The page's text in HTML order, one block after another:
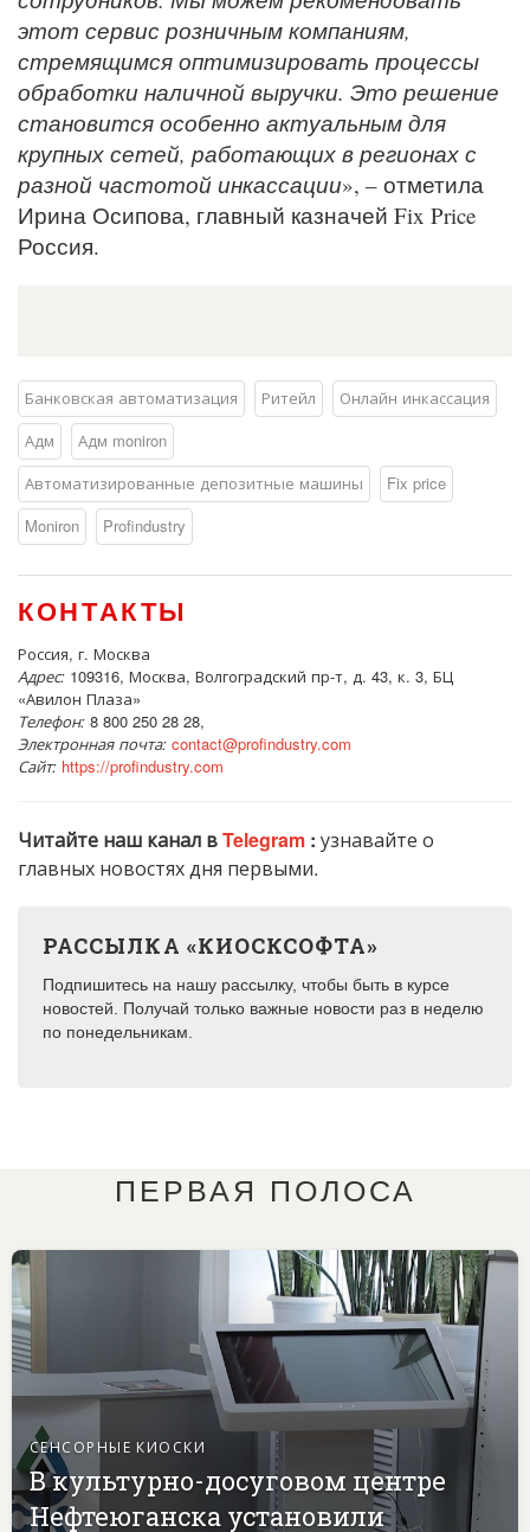
этот сервис розничным компаниям,
стремящимся оптимизировать процессы
обработки наличной выручки. Это решение
становится особенно актуальным для
крупных сетей, работающих в регионах с
разной частотой инкассации», – отметила
Ирина Осипова, главный казначей Fix Price
Россия.
Банковская автоматизация Ритейл
Онлайн инкассация
Адм
Адм moniron
Автоматизированные депозитные машины
Fix price
Moniron
Profindustry
КОНТАКТЫ
Россия, г. Москва
Адрес: 109316, Москва, Волгоградский пр-т, д. 43, к. 3, БЦ
«Авилон Плаза»
Телефон: 8 800 250 28 28,
Электронная почта: contact@profindustry.com
Сайт: https://profindustry.com
Читайте наш канал вTelegram : узнавайте о
главных новостях дня первыми.
РАССЫЛКА «КИОСКСОФТА»
Подпишитесь на нашу рассылку, чтобы быть в курсе
новостей. Получай только важные новости раз в неделю
по понедельникам.
ПЕРВАЯ ПОЛОСА
СЕНСОРНЫЕ КИОСКИ
В культурно-досуговом центре
Нефтеюганска установили